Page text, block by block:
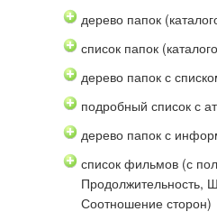
дерево папок
список папок
дерево папок с
подробный список с
дерево папок с
список фильмов (с
Продолжительность,
Соотношение сторон)